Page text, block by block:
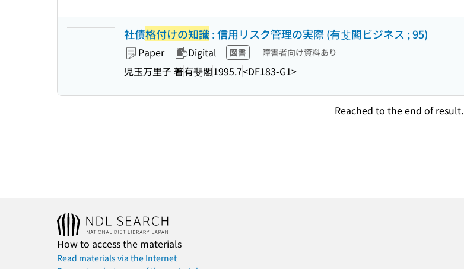
社債格付けの知識: 信用リスク管理の実際 (有斐閣ビジネス ; 95)
Paper Digital 図書 障害者向け資料あり
児玉万里子 著有斐閣1995.7<DF183-G1>
Reached to the end of result.
How to access the materials
Read materials via the Internet